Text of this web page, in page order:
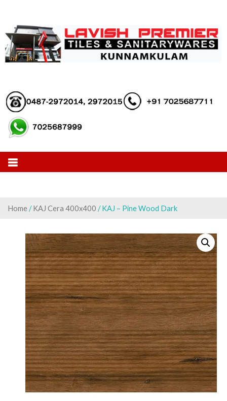
content
Home /KAJ Cera 400x400 / KAJ – Pine Wood Dark